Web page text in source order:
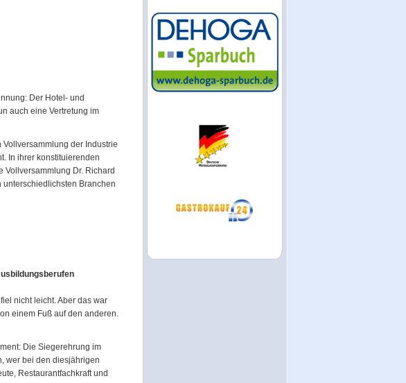
Der Hotel- und
auch eine Vertretung im
der Industrie
In ihrer konstituierenden
Vollversammlung Dr. Richard
unterschiedlichsten Branchen
nicht leicht. Aber das war
einem Fuß auf den anderen.
Die Siegerehrung im
wer bei den diesjährigen
Restaurantfachkraft und